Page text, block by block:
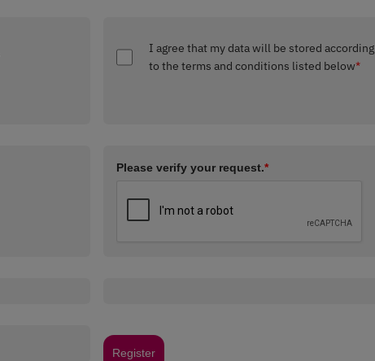
I agree that my data will be stored according
to the terms and conditions listed below*
Please verify your request.*
Register